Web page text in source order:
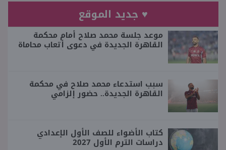
♥ جديد الموقع
موعد جلسة محمد صلاح أمام محكمة
القاهرة الجديدة في دعوى أتعاب محاماة
سبب استدعاء محمد صلاح في محكمة
القاهرة الجديدة.. حضور إلزامي
كتاب الأضواء للصف الأول الإعدادي
دراسات الترم الأول 2027